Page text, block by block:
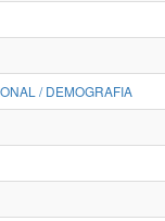
/ DEMOGRAFIA